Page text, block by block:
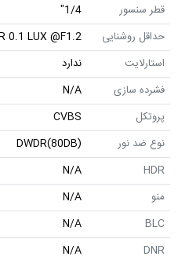
1/4"
COLOR 0.1 LUX @F1.2
N/A
DWDR(80DB)